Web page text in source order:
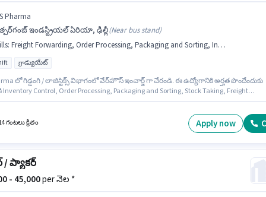
Pharma
ఇండస్ట్రియల్ ఏరియా, ఢిల్లీ(Near bus stand)
: Freight Forwarding, Order Processing, Packaging and Sorting, Inventory Control, Stock Taking
గ్రాడ్యుయేట్
లో గిడ్డంగి / లాజిస్టిక్స్ విభాగంలో వేర్‌హౌస్ ఇంచార్జ్ గా చేరండి. ఈ ఉద్యోగానికి అర్హత పొందేందుకు
Inventory Control, Order Processing, Packaging and Sorting, Stock Taking, Freight
ఉద్యోగం 5 - 6+ ఏళ్లు సంవత్సరాల అనుభవం ఉన్న వారికి కోసం, నెల జీతం ₹40000 ఉంటుంది.
గంటలు క్రితం Apply now
/ ప్యాకర్
- 45,000per నెల *